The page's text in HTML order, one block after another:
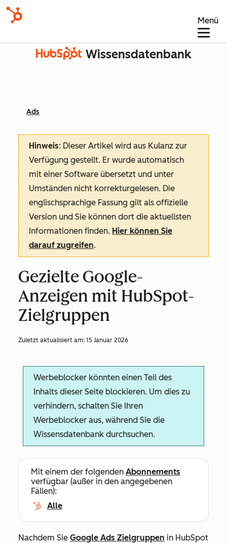
Menü
Wissensdatenbank
Ads
Hinweis: Dieser Artikel wird aus Kulanz zur
Verfügung gestellt. Er wurde automatisch
mit einer Software übersetzt und unter
Umständen nicht korrekturgelesen. Die
englischsprachige Fassung gilt als offizielle
Version und Sie können dort die aktuellsten
Informationen finden. Hier können Sie
darauf zugreifen.
Gezielte Google-
Anzeigen mit HubSpot-
Zielgruppen
Zuletzt aktualisiert am: 15 Januar 2026
Werbeblocker könnten einen Teil des
Inhalts dieser Seite blockieren. Um dies zu
verhindern, schalten Sie Ihren
Werbeblocker aus, während Sie die
Wissensdatenbank durchsuchen.
Mit einem der folgenden Abonnements
verfügbar (außer in den angegebenen
Fällen):
Alle
Nachdem Sie Google Ads Zielgruppen in HubSpot